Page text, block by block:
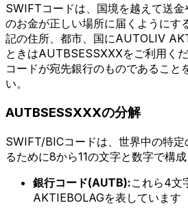
SWIFTコードは、国境を越えて送金
のお金が正しい場所に届くようにす
記の住所、都市、国にAUTOLIV
ときはAUTBSESSXXXをご利用く
コードが宛先銀行のものであること
い。
AUTBSESSXXXの分解
SWIFT/BICコードは、世界中の特
るために8から11の文字と数字で構成
銀行コード(AUTB):これら4文
AKTIEBOLAGを表しています